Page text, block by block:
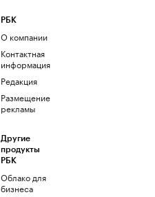
РБК
О компании
Контактная
информация
Редакция
Размещение
рекламы
Другие
продукты
РБК
Облако для
бизнеса